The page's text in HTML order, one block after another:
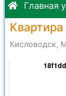
Главная
Кисловодск,